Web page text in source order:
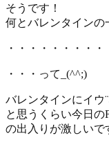
そうです！
何とバレンタインの
・・・・・・・・・
・・・って_(^^;)ゞ
バレンタインにイウ
と思うくらい今日の
の出入りが激しいで